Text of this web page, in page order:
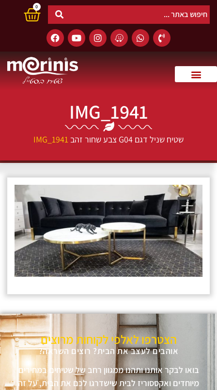
0
IMG_1941
שטיח שניל דגם G04 צבע שחור זהב IMG_1941
הצטרפו לאלפי לקוחות מרוצים
אוהבים לעצב את הבית? רוצים השראה?
בואו לבקר אותנו ותהנו ממגוון רחב של שטיחים במחירים
מיוחדים ואקססוריז לבית שישדרגו לכם את הבית, על זה